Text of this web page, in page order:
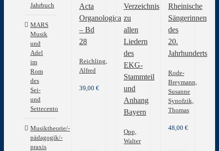
Acta
Organologica
– Bd
28
Reichling,
Alfred
39,00 €
Verzeichnis
zu
allen
Liedern
des
EKG-
Stammteil
und
Anhang
Bayern
Opp,
Walter
Rheinische
Sängerinnen
des
20.
Jahrhunderts
Rode-
Breymann,
Susanne
Synofzik,
Thomas
48,00 €
Jahrbuch
MARS
Musik
und
Adel
im
Rom
des
Sei-
und
Settecento
Musiktheorie/-
pädagogik/-
praxis